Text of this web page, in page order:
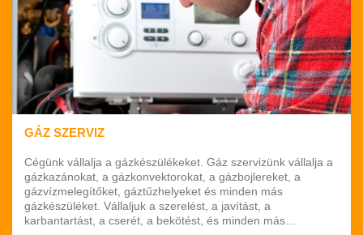
GÁZ SZERVIZ
Cégünk vállalja a gázkészülékeket. Gáz szervizünk vállalja a
gázkazánokat, a gázkonvektorokat, a gázbojlereket, a
gázvízmelegítőket, gáztűzhelyeket és minden más
gázkészüléket. Vállaljuk a szerelést, a javítást, a
karbantartást, a cserét, a bekötést, és minden más